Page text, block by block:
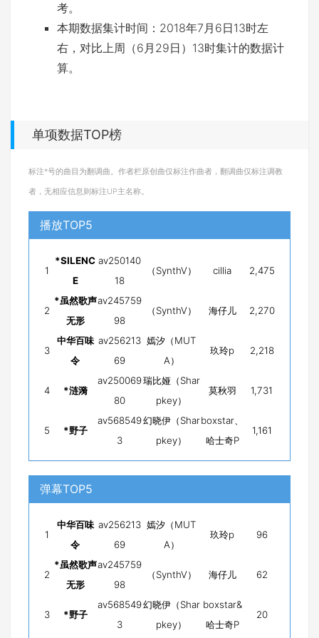
考。
本期数据集计时间：2018年7月6日13时左
右，对比上周（6月29日）13时集计的数据计
算。
单项数据TOP榜
标注*号的曲目为翻调曲。作者栏原创曲仅标注作曲者，翻调曲仅标注调教
者，无相应信息则标注UP主名称。
播放TOP5
1
*SILENC
E
av250140
18
（SynthV） cillia 2,475
2
*虽然歌声
无形
av245759
98
（SynthV） 海仔儿 2,270
3
中华百味
令
av256213
69
嫣汐（MUT
A）
玖玲p 2,218
4 *涟漪
av250069
80
瑞比娅（Shar
pkey）
莫秋羽 1,731
5 *野子
av568549
3
幻晓伊（Shar
pkey）
boxstar、
哈士奇P
1,161
弹幕TOP5
1
中华百味
令
av256213
69
嫣汐（MUT
A）
玖玲p 96
2
*虽然歌声
无形
av245759
98
（SynthV） 海仔儿 62
3 *野子
av568549
3
幻晓伊（Shar
pkey）
boxstar&
哈士奇P
20